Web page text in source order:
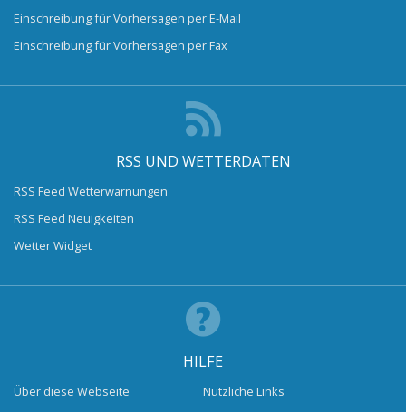
Einschreibung für Vorhersagen per E-Mail
Einschreibung für Vorhersagen per Fax
RSS UND WETTERDATEN
RSS Feed Wetterwarnungen
RSS Feed Neuigkeiten
Wetter Widget
HILFE
Über diese Webseite
Nützliche Links